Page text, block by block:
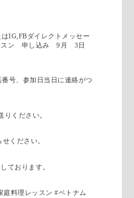
IG,FBダイレクトメッセー
スン 申し込み 9月 3日
号、参加日当日に連絡がつ
りください。
ください。
ております。
庭料理レッスン #ベトナム